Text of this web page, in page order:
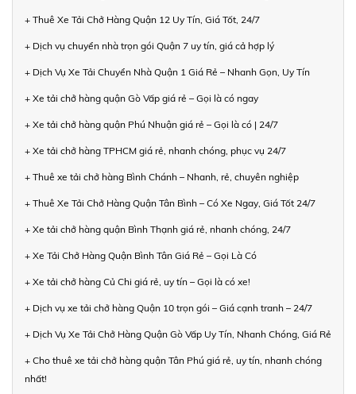
+ Thuê Xe Tải Chở Hàng Quận 12 Uy Tín, Giá Tốt, 24/7
+ Dịch vụ chuyển nhà trọn gói Quận 7 uy tín, giá cả hợp lý
+ Dịch Vụ Xe Tải Chuyển Nhà Quận 1 Giá Rẻ – Nhanh Gọn, Uy Tín
+ Xe tải chở hàng quận Gò Vấp giá rẻ – Gọi là có ngay
+ Xe tải chở hàng quận Phú Nhuận giá rẻ – Gọi là có | 24/7
+ Xe tải chở hàng TPHCM giá rẻ, nhanh chóng, phục vụ 24/7
+ Thuê xe tải chở hàng Bình Chánh – Nhanh, rẻ, chuyên nghiệp
+ Thuê Xe Tải Chở Hàng Quận Tân Bình – Có Xe Ngay, Giá Tốt 24/7
+ Xe tải chở hàng quận Bình Thạnh giá rẻ, nhanh chóng, 24/7
+ Xe Tải Chở Hàng Quận Bình Tân Giá Rẻ – Gọi Là Có
+ Xe tải chở hàng Củ Chi giá rẻ, uy tín – Gọi là có xe!
+ Dịch vụ xe tải chở hàng Quận 10 trọn gói – Giá cạnh tranh – 24/7
+ Dịch Vụ Xe Tải Chở Hàng Quận Gò Vấp Uy Tín, Nhanh Chóng, Giá Rẻ
+ Cho thuê xe tải chở hàng quận Tân Phú giá rẻ, uy tín, nhanh chóng
nhất!